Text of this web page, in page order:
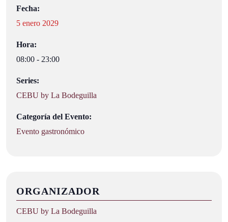
Fecha:
5 enero 2029
Hora:
08:00 - 23:00
Series:
CEBU by La Bodeguilla
Categoría del Evento:
Evento gastronómico
ORGANIZADOR
CEBU by La Bodeguilla